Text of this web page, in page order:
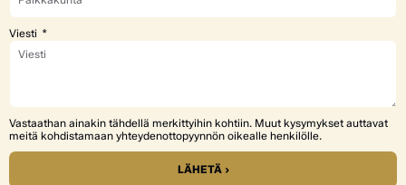
Viesti
Vastaathan ainakin tähdellä merkittyihin kohtiin. Muut kysymykset auttavat
meitä kohdistamaan yhteydenottopyynnön oikealle henkilölle.
LÄHETÄ ›